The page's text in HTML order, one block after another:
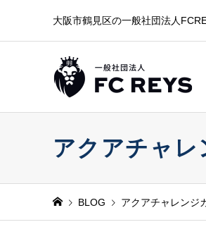
大阪市鶴見区の一般社団法人
アクアチャ
BLOG アクアチャレンジ